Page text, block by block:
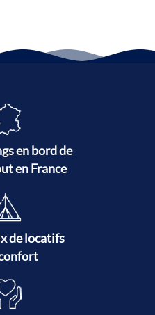
en bord de
en France
de locatifs